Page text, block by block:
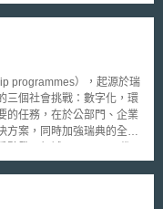
場是否會由此開始鬆動，則
，要求提供持續訂閱服務
）等簡便的解約方式，使
和未積極拒絕或取消行為，
在加強對此類訂閱服務的監
每年皆會收到
多數涉及自動續約付款、難
加，FTC遂制定新規則以更
體、電話、印刷品及面對面
虛假或誤導性的行銷。 2.
programmes），起源於瑞
三個社會挑戰：數字化，環
的任務，在於公部門、企業
方案，同時加強瑞典的全球
方式運輸，使用更多的節能
，改善公民與政府的聯繫。